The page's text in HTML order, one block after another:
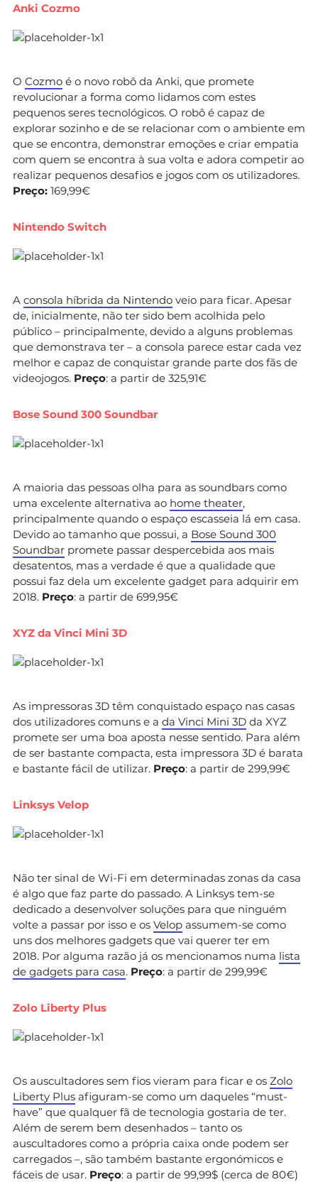
Anki Cozmo
O Cozmo é o novo robô da Anki, que promete
revolucionar a forma como lidamos com estes
pequenos seres tecnológicos. O robô é capaz de
explorar sozinho e de se relacionar com o ambiente em
que se encontra, demonstrar emoções e criar empatia
com quem se encontra à sua volta e adora competir ao
realizar pequenos desafios e jogos com os utilizadores.
Preço: 169,99€
Nintendo Switch
A consola híbrida da Nintendo veio para ficar. Apesar
de, inicialmente, não ter sido bem acolhida pelo
público – principalmente, devido a alguns problemas
que demonstrava ter – a consola parece estar cada vez
melhor e capaz de conquistar grande parte dos fãs de
videojogos. Preço: a partir de 325,91€
Bose Sound 300 Soundbar
A maioria das pessoas olha para as soundbars como
uma excelente alternativa ao home theater,
principalmente quando o espaço escasseia lá em casa.
Devido ao tamanho que possui, a Bose Sound 300
Soundbar promete passar despercebida aos mais
desatentos, mas a verdade é que a qualidade que
possui faz dela um excelente gadget para adquirir em
2018. Preço: a partir de 699,95€
XYZ da Vinci Mini 3D
As impressoras 3D têm conquistado espaço nas casas
dos utilizadores comuns e a da Vinci Mini 3D da XYZ
promete ser uma boa aposta nesse sentido. Para além
de ser bastante compacta, esta impressora 3D é barata
e bastante fácil de utilizar. Preço: a partir de 299,99€
Linksys Velop
Não ter sinal de Wi-Fi em determinadas zonas da casa
é algo que faz parte do passado. A Linksys tem-se
dedicado a desenvolver soluções para que ninguém
volte a passar por isso e os Velop assumem-se como
uns dos melhores gadgets que vai querer ter em
2018. Por alguma razão já os mencionamos numa lista
de gadgets para casa. Preço: a partir de 299,99€
Zolo Liberty Plus
Os auscultadores sem fios vieram para ficar e os Zolo
Liberty Plus afiguram-se como um daqueles “must-
have” que qualquer fã de tecnologia gostaria de ter.
Além de serem bem desenhados – tanto os
auscultadores como a própria caixa onde podem ser
carregados –, são também bastante ergonómicos e
fáceis de usar. Preço: a partir de 99,99$ (cerca de 80€)